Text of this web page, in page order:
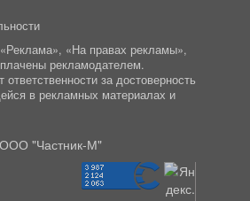
«На правах рекламы»,
рекламодателем.
ответственности за достоверность
в рекламных материалах и
ООО "Частник-М"